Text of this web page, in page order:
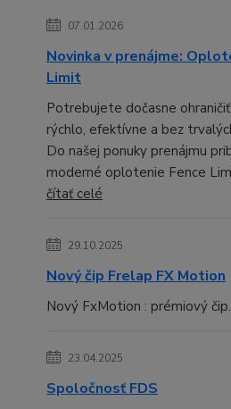
07.01.2026
Novinka v prenájme:
Limit
Potrebujete dočasne
rýchlo, efektívne a bez
Do našej ponuky prenájmu
moderné oplotenie Fence
čítať celé
29.10.2025
Nový čip Frelap FX Motion
Nový FxMotion : prémiový čip.
23.04.2025
Spoločnosť FDS